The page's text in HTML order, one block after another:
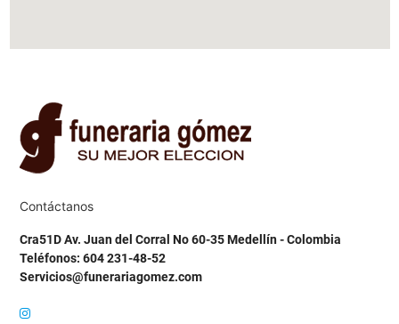
Contáctanos
Cra51D Av. Juan del Corral No 60-35 Medellín - Colombia
Teléfonos: 604 231-48-52
Servicios@funerariagomez.com